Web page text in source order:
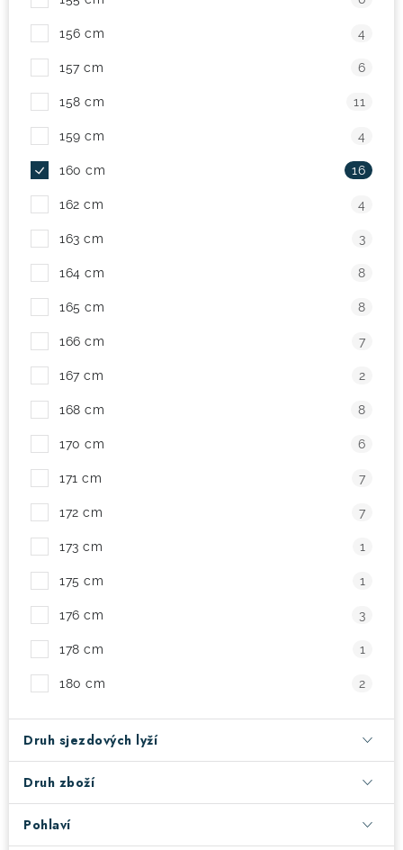
156 cm 4
157 cm 6
158 cm 11
159 cm 4
160 cm 16
162 cm 4
163 cm 3
164 cm 8
165 cm 8
166 cm 7
167 cm 2
168 cm 8
170 cm 6
171 cm 7
172 cm 7
173 cm 1
175 cm 1
176 cm 3
178 cm 1
180 cm 2
Druh sjezdových lyží
Druh zboží
Pohlaví